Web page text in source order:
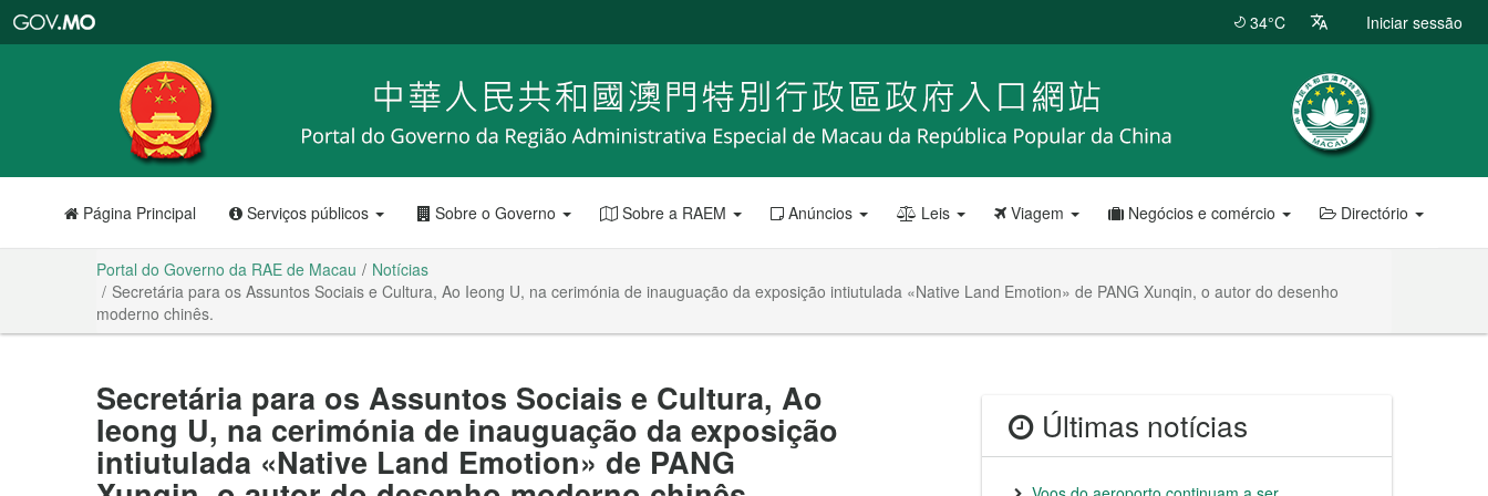
RAE
de
Macau
34°C Iniciar sessão
Página Principal Serviços públicos Sobre o Governo Sobre a RAEM Anúncios Leis Viagem Negócios e comércio Directório
Portal do Governo da RAE de Macau
Notícias
Secretária para os Assuntos Sociais e Cultura, Ao Ieong U, na cerimónia de inauguação da exposição intiutulada «Native Land Emotion» de PANG Xunqin, o autor do desenho
moderno chinês.
Secretária para os Assuntos Sociais e Cultura, Ao
Ieong U, na cerimónia de inauguação da exposição
intiutulada «Native Land Emotion» de PANG
Últimas notícias